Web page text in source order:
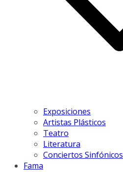
Exposiciones
Artistas Plásticos
Teatro
Literatura
Conciertos Sinfónicos
Fama